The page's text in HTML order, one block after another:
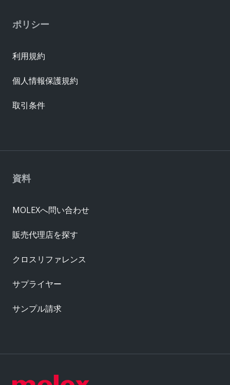
資料
MOLEXへ問い合わせ
販売代理店を探す
クロスリファレンス
サプライヤー
サンプル請求
ポリシー
利用規約
個人情報保護規約
取引条件